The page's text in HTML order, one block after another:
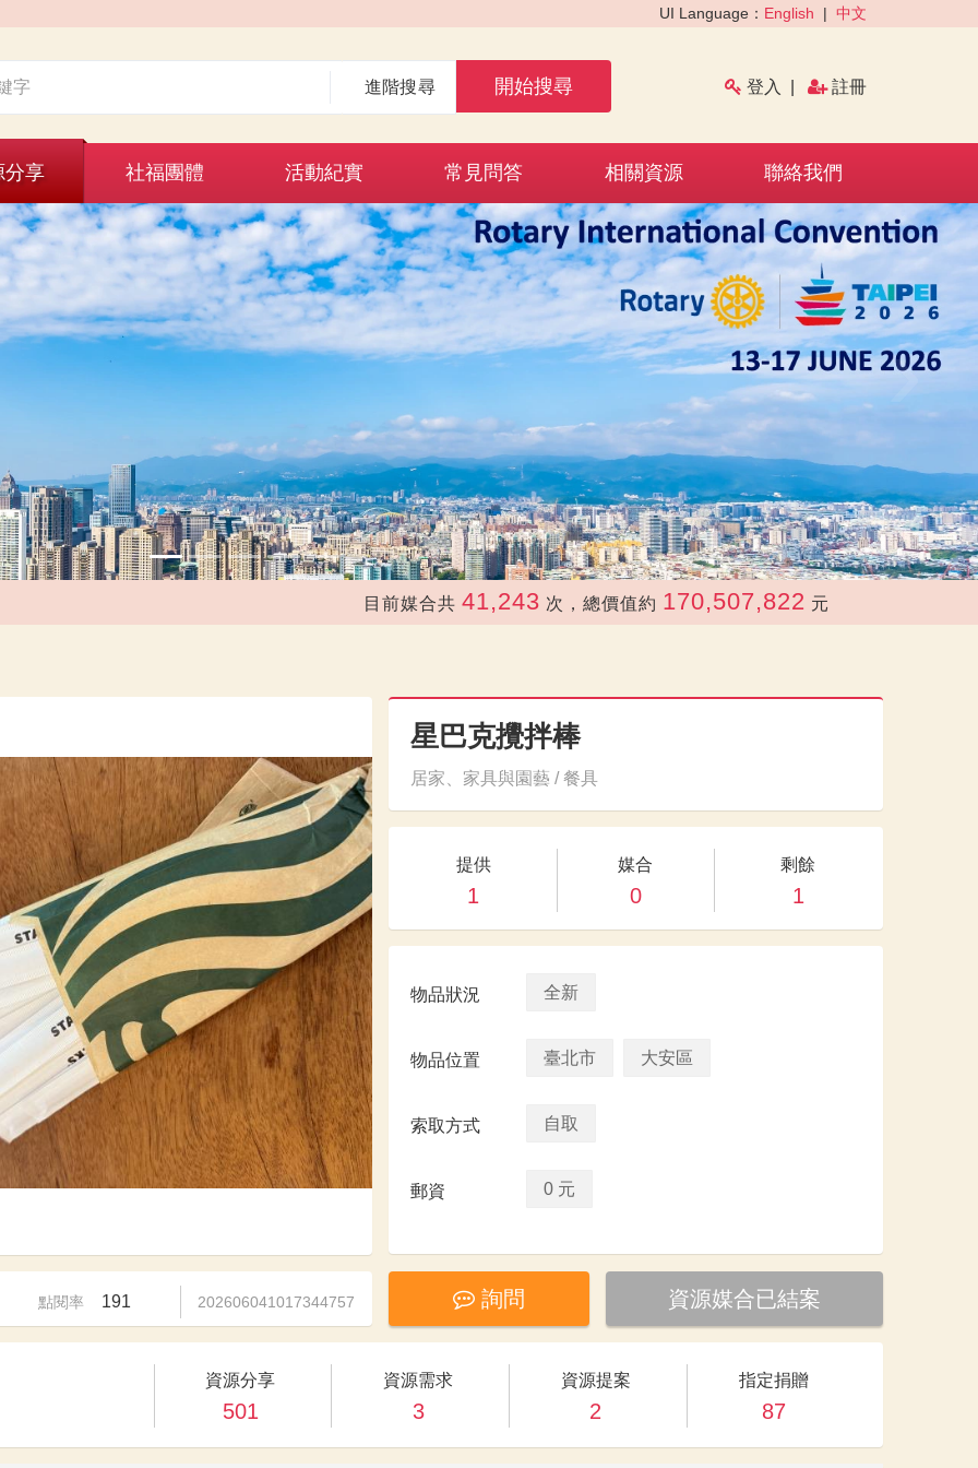
UI Language： English | 中文
進階搜尋 開始搜尋 登入 註冊
分享 社福團體 活動紀實 常見問答 相關資源 聯絡我們
›
目前媒合共 41,243 次，總價值約 170,507,822 元
星巴克攪拌棒
居家、家具與園藝 / 餐具
提供
1
媒合
0
剩餘
1
物品狀況 全新
物品位置 臺北市 大安區
索取方式 自取
郵資 0 元
點閱率 191 202606041017344757 詢問 資源媒合已結案
資源分享
501
資源需求
3
資源提案
2
指定捐贈
87